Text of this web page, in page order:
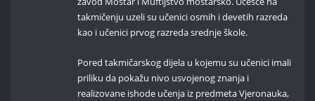
takmičenju uzeli su učenici osmih i devetih razreda
kao i učenici prvog razreda srednje škole.
Pored takmičarskog dijela u kojemu su učenici imali
priliku da pokažu nivo usvojenog znanja i
realizovane ishode učenja iz predmeta Vjeronauka,